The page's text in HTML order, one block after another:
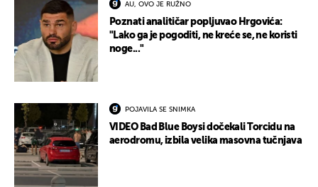
AU, OVO JE RUŽNO
Poznati analitičar popljuvao Hrgovića:
"Lako ga je pogoditi, ne kreće se, ne koristi
noge..."
POJAVILA SE SNIMKA
VIDEO Bad Blue Boysi dočekali Torcidu na
aerodromu, izbila velika masovna tučnjava